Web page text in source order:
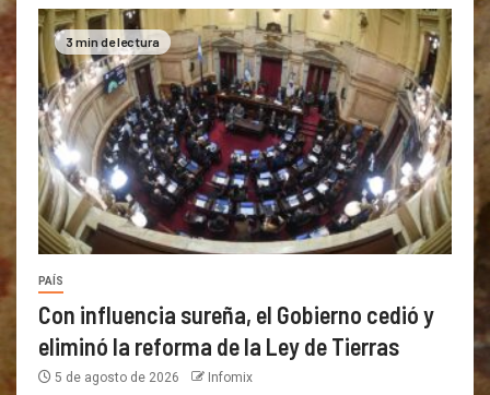
3 min de lectura
PAÍS
Con influencia sureña, el Gobierno cedió y
eliminó la reforma de la Ley de Tierras
5 de agosto de 2026 Infomix